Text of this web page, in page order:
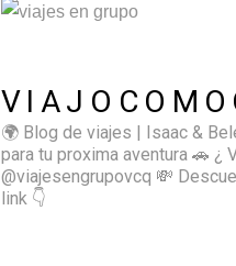
🌍 Blog de viajes | Isaac &
para tu proxima aventura 🚗 ¿
@viajesengrupovcq 💸
link 👇